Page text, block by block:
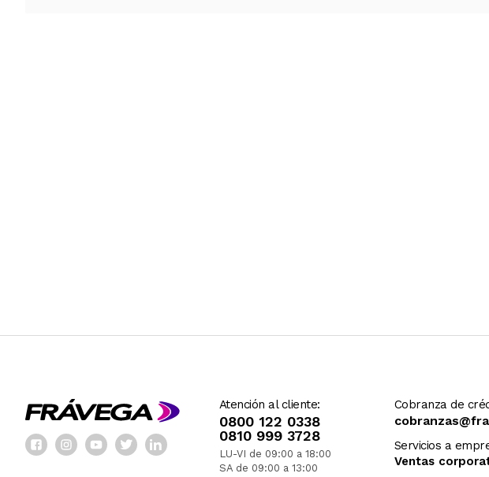
Atención al cliente:
0800 122 0338
0810 999 3728
LU-VI de 09:00 a 18:00
SA de 09:00 a 13:00
Cobranza de
Servicios a
Ventas